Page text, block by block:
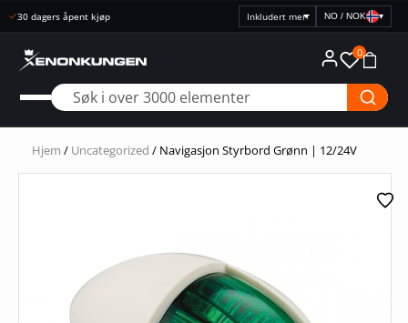
Rask levering
Velg
NO / NOK ▾
0
Hjem / Uncategorized / Navigasjon Styrbord Grønn | 12/24V